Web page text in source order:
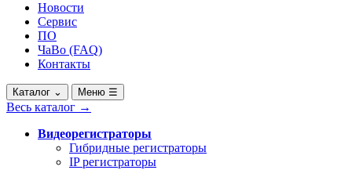
Новости
Сервис
ПО
ЧаВо (FAQ)
Контакты
Каталог ⌄ Меню ☰
Весь каталог →
Видеорегистраторы
Гибридные регистраторы
IP регистраторы